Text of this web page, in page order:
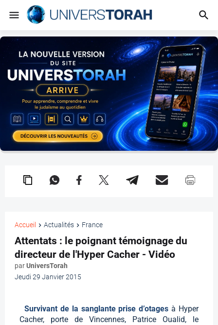
Accueil Actualités France
Attentats : le poignant témoignage du
directeur de l'Hyper Cacher - Vidéo
parUniversTorah
Jeudi 29 Janvier 2015
Survivant de la sanglante prise d’otagesà Hyper
Cacher, porte de Vincennes, Patrice Oualid, le